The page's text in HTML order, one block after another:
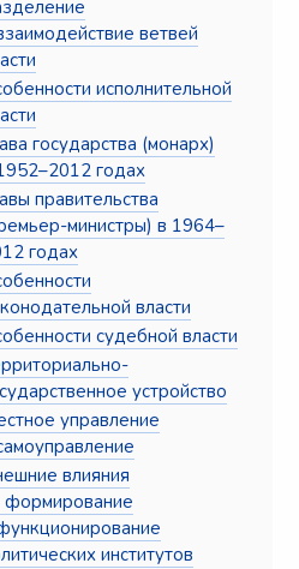
ветвей
исполнительной
государства (монарх)
годах
правительства
министры) в 1964–
годах
власти
судебной власти
устройство
управление
влияния
формирование
институтов